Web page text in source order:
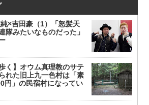
×吉田豪（1）「怒髪天
隊みたいなものだった」
く】オウム真理教のサテ
れた旧上九一色村は「素
円」の民宿村になってい